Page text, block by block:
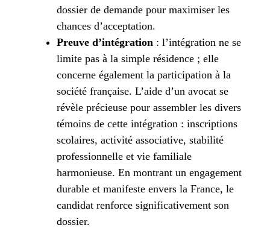
dossier de demande pour maximiser les
chances d’acceptation.
Preuve d’intégration : l’intégration ne se
limite pas à la simple résidence ; elle
concerne également la participation à la
société française. L’aide d’un avocat se
révèle précieuse pour assembler les divers
témoins de cette intégration : inscriptions
scolaires, activité associative, stabilité
professionnelle et vie familiale
harmonieuse. En montrant un engagement
durable et manifeste envers la France, le
candidat renforce significativement son
dossier.